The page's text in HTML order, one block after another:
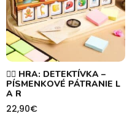
🕵️‍♀️ HRA: DETEKTÍVKA –
PÍSMENKOVÉ PÁTRANIE L
A R
22,90€